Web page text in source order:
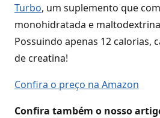
Turbo, um suplemento que
monohidratada e
Possuindo apenas 12 calorias,
de creatina!
Confira o preço na Amazon
Confira também o nosso